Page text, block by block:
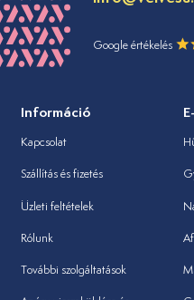
Google értékelés
Információ
Kapcsolat
Szállítás és fizetés
Üzleti feltételek
Rólunk
További szolgáltatások